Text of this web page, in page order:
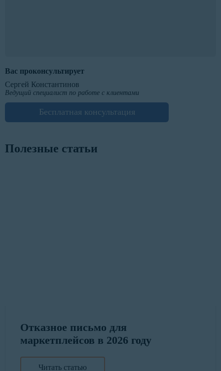
Вас проконсультирует
Сергей Константинов
Ведущий специалист по работе с клиентами
Бесплатная консультация
Полезные статьи
Отказное письмо для
маркетплейсов в 2026 году
Читать статью